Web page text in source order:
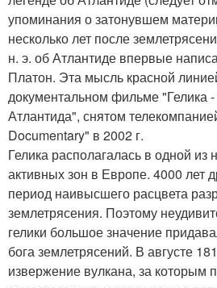
упоминания о затонувшем
несколько лет после
н. э. об Атлантиде впервые
Платон. Эта мысль красной
документальном фильме "Гелика
Атлантида", снятом
Documentary" в 2002 г.
Гелика располагалась в одной из
активных зон в Европе. 4000 лет
период наивысшего расцвета
землетрясения. Поэтому
гелики большое значение
бога землетрясений. В августе
извержение вулкана, за которым